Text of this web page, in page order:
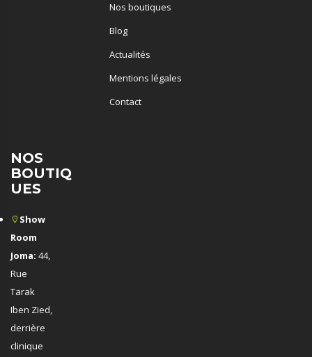
Nos boutiques
Blog
Actualités
Mentions légales
Contact
NOS
BOUTIQ
UES
Show
Room
Joma: 44,
Rue
Tarak
Iben Zied,
derrière
clinique